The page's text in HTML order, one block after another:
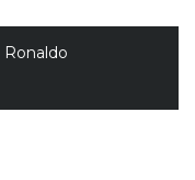
Ronaldo